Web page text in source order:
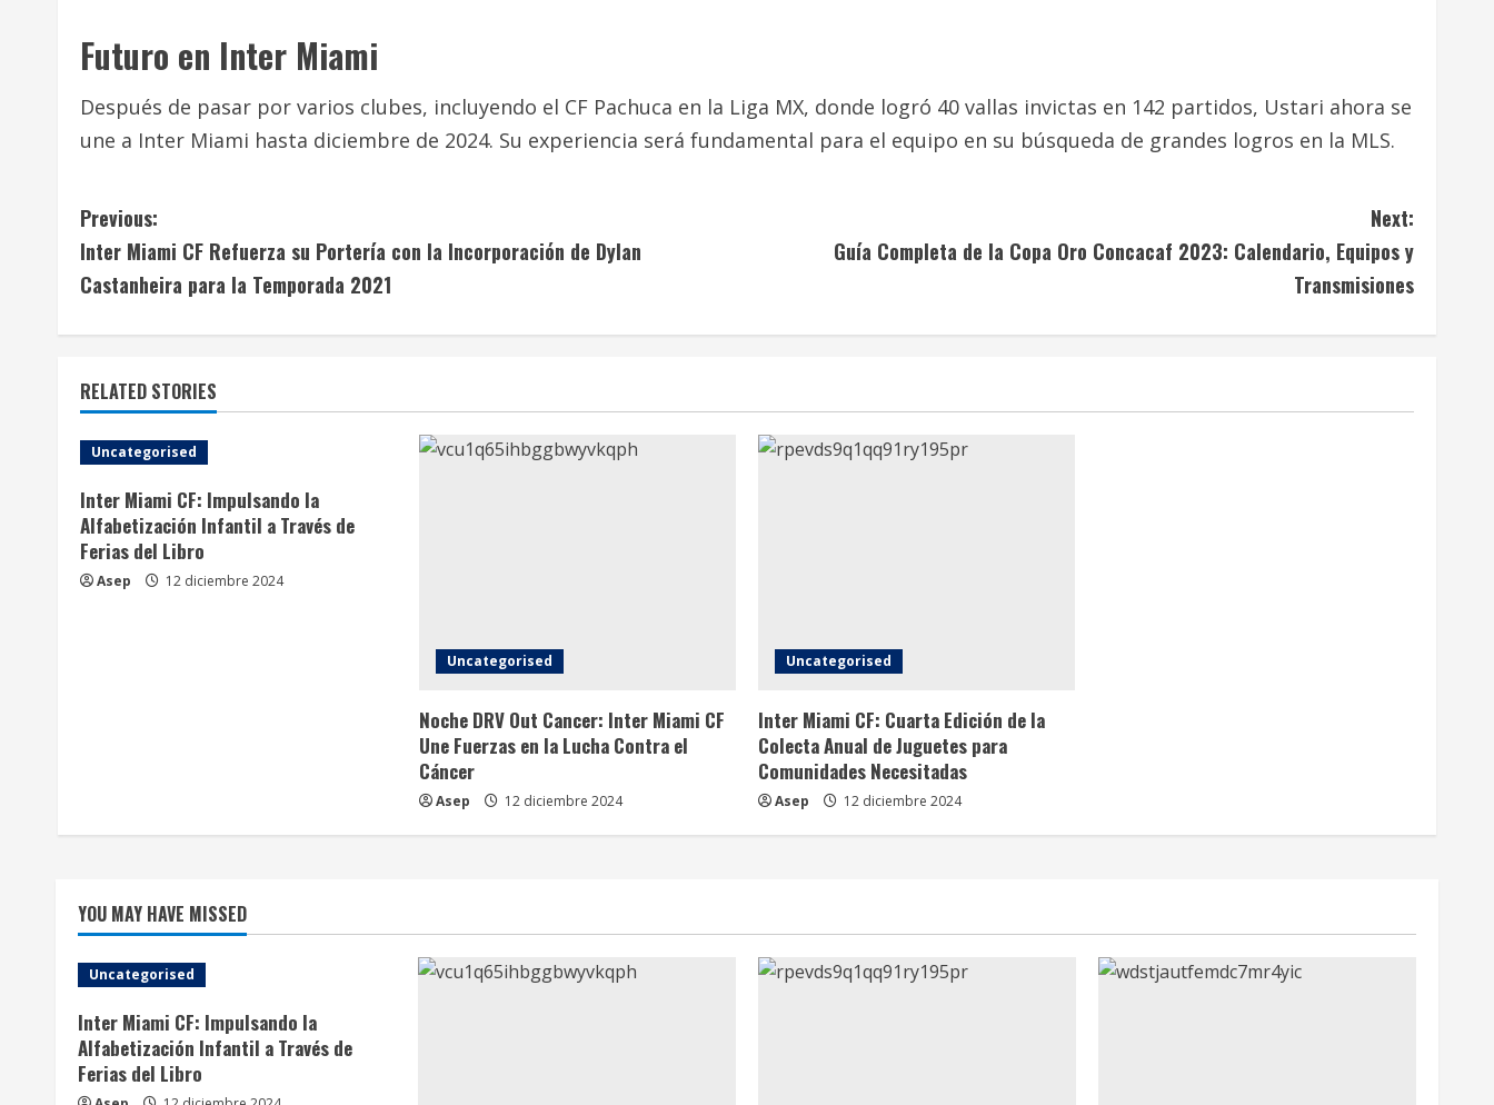
Futuro en Inter Miami
Después de pasar por varios clubes, incluyendo el CF Pachuca en la Liga MX, donde logró 40 vallas invictas en 142 partidos, Ustari ahora se
une a Inter Miami hasta diciembre de 2024. Su experiencia será fundamental para el equipo en su búsqueda de grandes logros en la MLS.
C
o
i
n
u
e
R
n
Previous:
Inter Miami CF Refuerza su Portería con la Incorporación de Dylan
Castanheira para la Temporada 2021
Next:
Guía Completa de la Copa Oro Concacaf 2023: Calendario, Equipos y
Transmisiones
RELATED STORIES
Uncategorised
Inter Miami CF: Impulsando la
Alfabetización Infantil a Través de
Ferias del Libro
Asep 12 diciembre 2024
Uncategorised
Noche DRV Out Cancer: Inter Miami CF
Une Fuerzas en la Lucha Contra el
Cáncer
Asep 12 diciembre 2024
Uncategorised
Inter Miami CF: Cuarta Edición de la
Colecta Anual de Juguetes para
Comunidades Necesitadas
Asep 12 diciembre 2024
YOU MAY HAVE MISSED
Uncategorised
Inter Miami CF: Impulsando la
Alfabetización Infantil a Través de
Ferias del Libro